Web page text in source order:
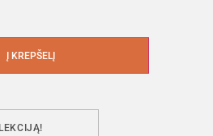
Į KREPŠELĮ